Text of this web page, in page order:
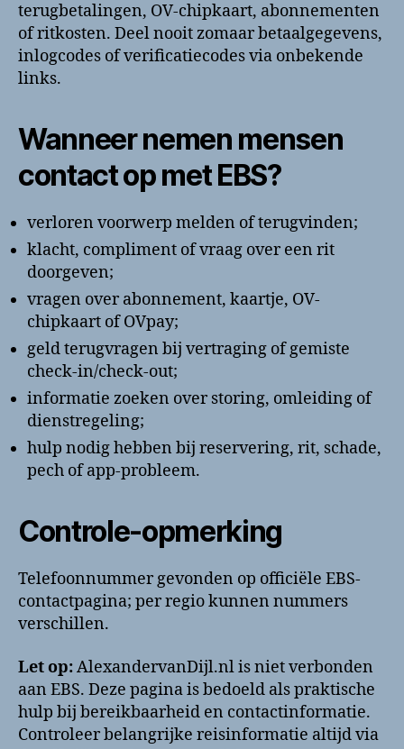
terugbetalingen, OV-chipkaart, abonnementen
of ritkosten. Deel nooit zomaar betaalgegevens,
inlogcodes of verificatiecodes via onbekende
links.
Wanneer nemen mensen
contact op met EBS?
verloren voorwerp melden of terugvinden;
klacht, compliment of vraag over een rit
doorgeven;
vragen over abonnement, kaartje, OV-
chipkaart of OVpay;
geld terugvragen bij vertraging of gemiste
check-in/check-out;
informatie zoeken over storing, omleiding of
dienstregeling;
hulp nodig hebben bij reservering, rit, schade,
pech of app-probleem.
Controle-opmerking
Telefoonnummer gevonden op officiële EBS-
contactpagina; per regio kunnen nummers
verschillen.
Let op:AlexandervanDijl.nl is niet verbonden
aan EBS. Deze pagina is bedoeld als praktische
hulp bij bereikbaarheid en contactinformatie.
Controleer belangrijke reisinformatie altijd via